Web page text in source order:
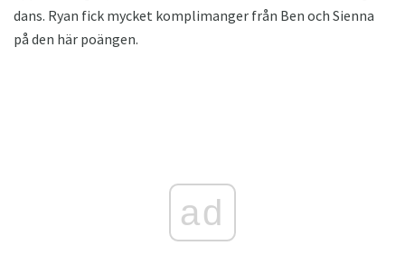
dans. Ryan fick mycket komplimanger från Ben och Sienna
på den här poängen.
ad